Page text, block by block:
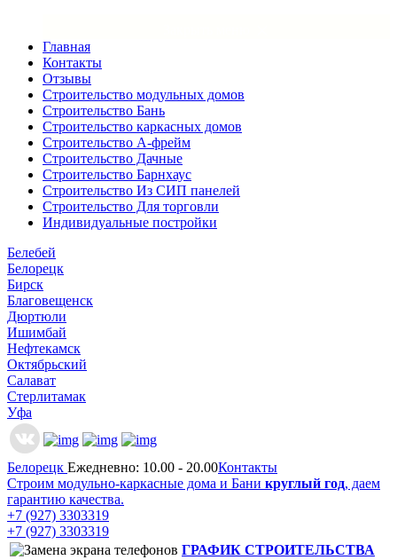
Главная
Контакты
Отзывы
Строительство модульных домов
Строительство Бань
Строительство каркасных домов
Строительство А-фрейм
Строительство Дачные
Строительство Барнхаус
Строительство Из СИП панелей
Строительство Для торговли
Индивидуальные постройки
Белебей
Белорецк
Бирск
Благовещенск
Дюртюли
Ишимбай
Нефтекамск
Октябрьский
Салават
Стерлитамак
Уфа
Белорецк Ежедневно: 10.00 - 20.00Контакты
Строим модульно-каркасные дома и Бани круглый год, даем
гарантию качества.
+7 (927) 3303319
+7 (927) 3303319
ГРАФИК СТРОИТЕЛЬСТВА